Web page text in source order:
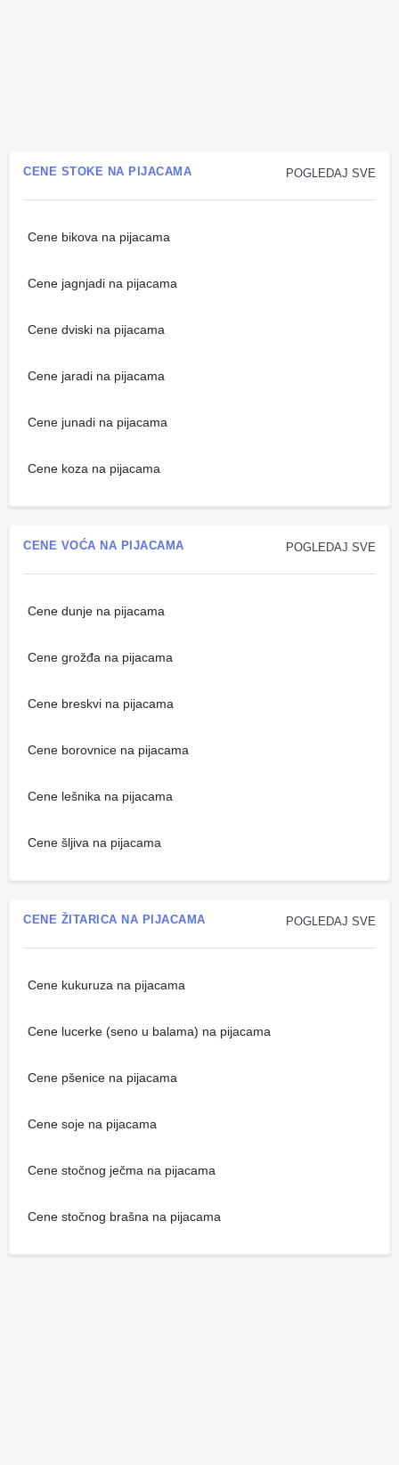
POGLEDAJ SVE
CENE STOKE NA PIJACAMA
Cene bikova na pijacama
Cene jagnjadi na pijacama
Cene dviski na pijacama
Cene jaradi na pijacama
Cene junadi na pijacama
Cene koza na pijacama
POGLEDAJ SVE
CENE VOĆA NA PIJACAMA
Cene dunje na pijacama
Cene grožđa na pijacama
Cene breskvi na pijacama
Cene borovnice na pijacama
Cene lešnika na pijacama
Cene šljiva na pijacama
POGLEDAJ SVE
CENE ŽITARICA NA PIJACAMA
Cene kukuruza na pijacama
Cene lucerke (seno u balama) na pijacama
Cene pšenice na pijacama
Cene soje na pijacama
Cene stočnog ječma na pijacama
Cene stočnog brašna na pijacama